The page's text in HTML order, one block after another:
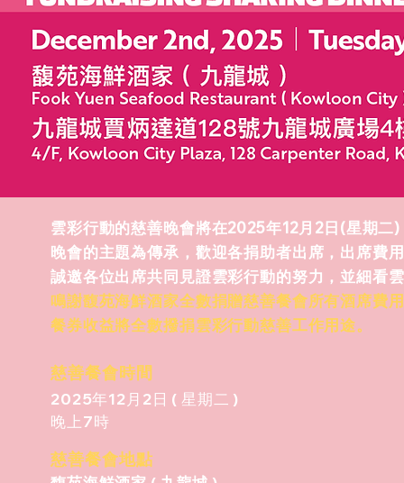
雲彩行動的慈善晚會將在2025年12月2日(星期二)
晚會的主題為傳承，歡迎各捐助者出席，出席費
誠邀各位出席共同見證雲彩行動的努力，並細看
鳴謝馥苑海鮮酒家全數捐贈慈善餐會所有酒席費
餐券收益將全數撥捐雲彩行動慈善工作用途。
慈善餐會時間
2025年12月2日 ( 星期二 )
晚上7時
慈善餐會地點